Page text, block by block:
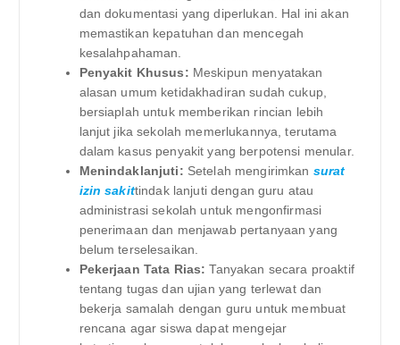
dan dokumentasi yang diperlukan. Hal ini akan
memastikan kepatuhan dan mencegah
kesalahpahaman.
Penyakit Khusus: Meskipun menyatakan
alasan umum ketidakhadiran sudah cukup,
bersiaplah untuk memberikan rincian lebih
lanjut jika sekolah memerlukannya, terutama
dalam kasus penyakit yang berpotensi menular.
Menindaklanjuti: Setelah mengirimkan surat
izin sakittindak lanjuti dengan guru atau
administrasi sekolah untuk mengonfirmasi
penerimaan dan menjawab pertanyaan yang
belum terselesaikan.
Pekerjaan Tata Rias: Tanyakan secara proaktif
tentang tugas dan ujian yang terlewat dan
bekerja samalah dengan guru untuk membuat
rencana agar siswa dapat mengejar